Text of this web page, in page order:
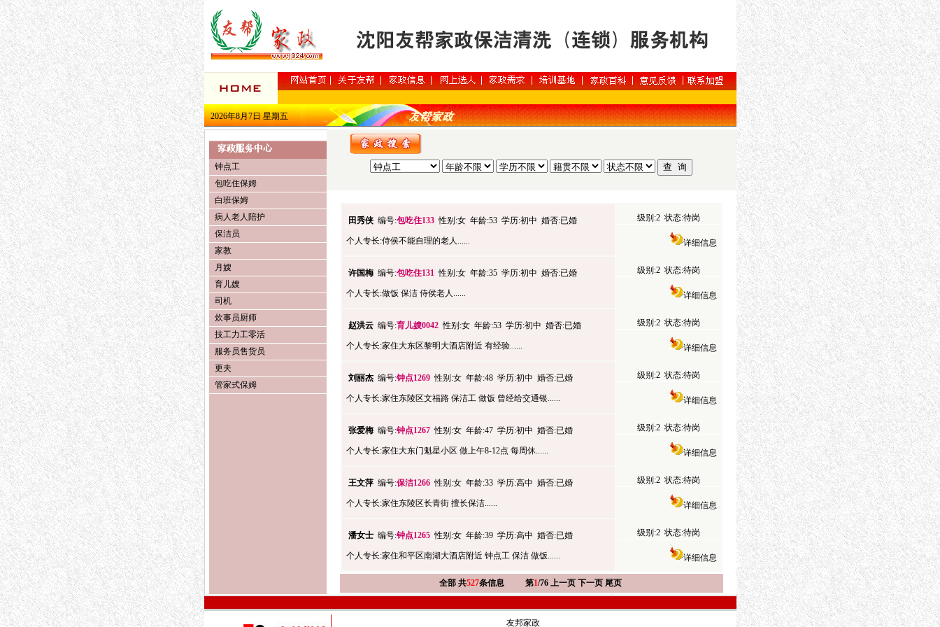
2026年8月7日 星期五
钟点工
包吃住保姆
白班保姆
病人老人陪护
保洁员
家教
月嫂
育儿嫂
司机
炊事员厨师
技工力工零活
服务员售货员
更夫
管家式保姆
田秀侠编号:包吃住133性别:女 年龄:53 学历:初中 婚否:已婚
个人专长:侍侯不能自理的老人......
级别:2 状态:待岗
详细信息
许国梅编号:包吃住131性别:女 年龄:35 学历:初中 婚否:已婚
个人专长:做饭 保洁 侍侯老人......
级别:2 状态:待岗
详细信息
赵洪云编号:育儿嫂0042性别:女 年龄:53 学历:初中 婚否:已婚
个人专长:家住大东区黎明大酒店附近 有经验......
级别:2 状态:待岗
详细信息
刘丽杰编号:钟点1269性别:女 年龄:48 学历:初中 婚否:已婚
个人专长:家住东陵区文福路 保洁工 做饭 曾经给交通银......
级别:2 状态:待岗
详细信息
张爱梅编号:钟点1267性别:女 年龄:47 学历:初中 婚否:已婚
个人专长:家住大东门魁星小区 做上午8-12点 每周休......
级别:2 状态:待岗
详细信息
王文萍编号:保洁1266性别:女 年龄:33 学历:高中 婚否:已婚
个人专长:家住东陵区长青街 擅长保洁......
级别:2 状态:待岗
详细信息
潘女士编号:钟点1265性别:女 年龄:39 学历:高中 婚否:已婚
个人专长:家住和平区南湖大酒店附近 钟点工 保洁 做饭......
级别:2 状态:待岗
详细信息
全部 共527条信息 第1/76 上一页 下一页 尾页
友邦家政